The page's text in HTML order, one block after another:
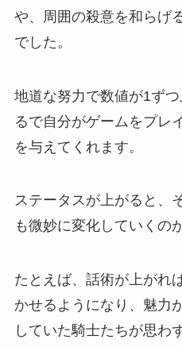
や、周囲の殺意を和らげ
でした。
地道な努力で数値が1ず
るで自分がゲームをプレ
を与えてくれます。
ステータスが上がると、
も微妙に変化していくの
たとえば、話術が上がれ
かせるようになり、魅力
していた騎士たちが思わ